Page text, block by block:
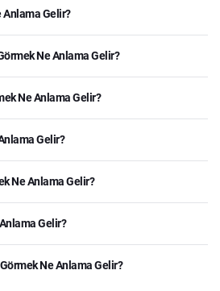
Anlama Gelir?
Ne Anlama Gelir?
Ne Anlama Gelir?
Gelir?
Ne Anlama Gelir?
Gelir?
Ne Anlama Gelir?